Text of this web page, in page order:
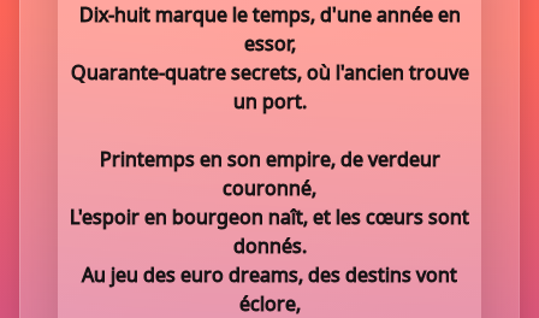
Dix-huit marque le temps, d'une année en
essor,
Quarante-quatre secrets, où l'ancien trouve
un port.
Printemps en son empire, de verdeur
couronné,
L'espoir en bourgeon naît, et les cœurs sont
donnés.
Au jeu des euro dreams, des destins vont
éclore,